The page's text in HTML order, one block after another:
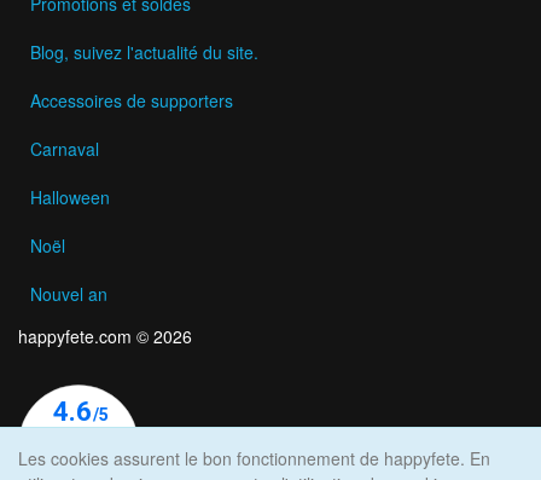
Blog, suivez l'actualité du site.
Accessoires de supporters
Carnaval
Halloween
Noël
Nouvel an
happyfete.com © 2026
Les cookies assurent le bon fonctionnement de happyfete. En